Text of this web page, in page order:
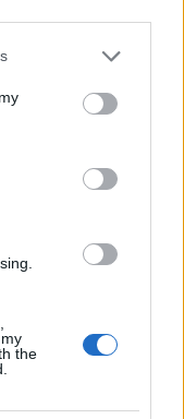
the
de esta iniciativa
que en la
grancanaria,
consecutivos a
públicas y
SIGUIENTE